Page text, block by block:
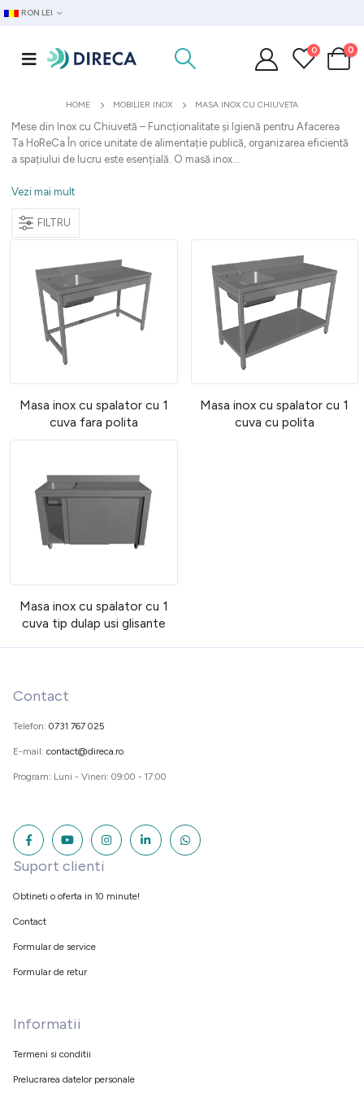
RON LEI
0 0
HOME MOBILIER INOX MASA INOX CU CHIUVETA
Mese din Inox cu Chiuvetă – Funcționalitate și Igienă pentru Afacerea
Ta HoReCa În orice unitate de alimentație publică, organizarea eficientă
a spațiului de lucru este esențială. O masă inox...
Vezi mai mult
FILTRU
Masa inox cu spalator cu 1
cuva fara polita
Masa inox cu spalator cu 1
cuva cu polita
Masa inox cu spalator cu 1
cuva tip dulap usi glisante
Contact
Telefon: 0731 767 025
E-mail: contact@direca.ro
Program: Luni - Vineri: 09:00 - 17:00
Suport clienti
Obtineti o oferta in 10 minute!
Contact
Formular de service
Formular de retur
Informatii
Termeni si conditii
Prelucrarea datelor personale